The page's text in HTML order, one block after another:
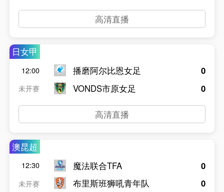
高清直播
日女甲
12:00
未开赛
播磨阿尔比恩女足
VONDS市原女足
0
0
高清直播
澳昆超
12:30
未开赛
魔法联合TFA
布里斯班狮吼青年队
0
0